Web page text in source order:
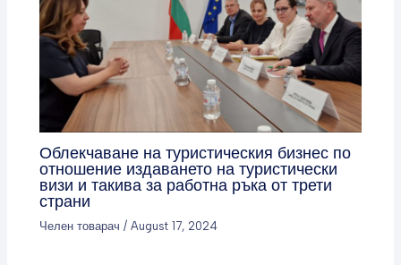
Облекчаване на туристическия бизнес по
отношение издаването на туристически
визи и такива за работна ръка от трети
страни
Челен товарач /August 17, 2024